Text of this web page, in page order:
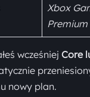
Xbox
Premium
wcześniej Core
nowy plan.